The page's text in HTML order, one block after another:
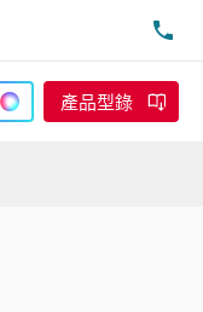
產品型錄